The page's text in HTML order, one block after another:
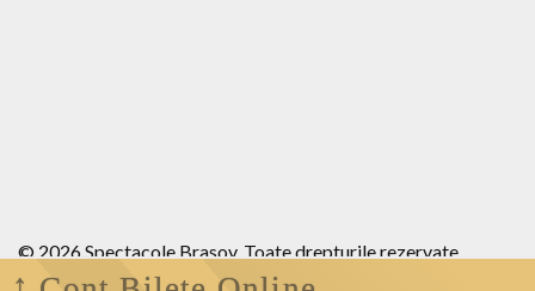
© 2026 Spectacole Brasov. Toate drepturile rezervate .
Termeni si conditii